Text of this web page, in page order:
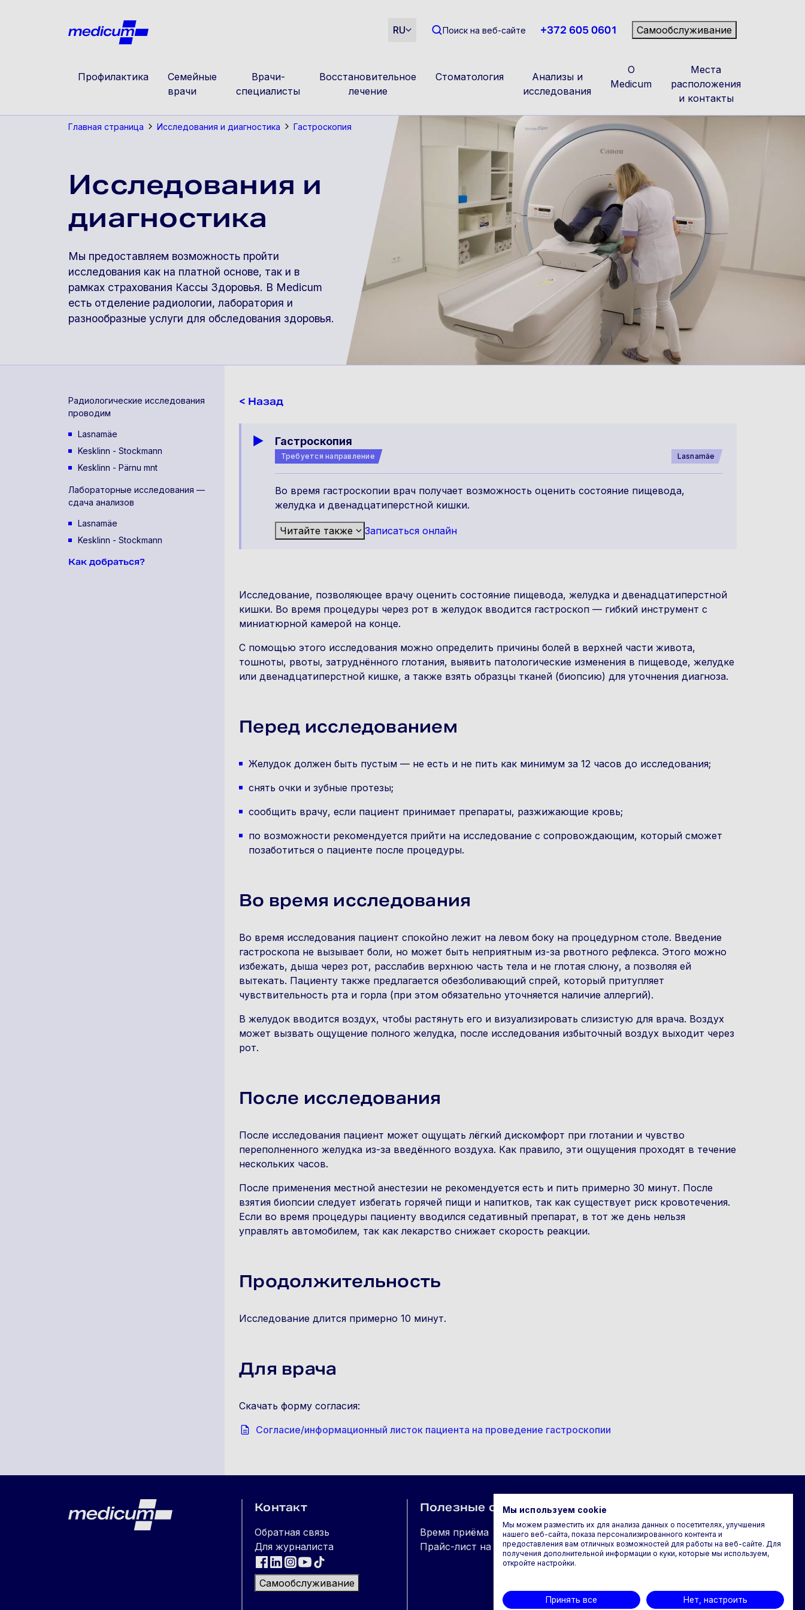
Medicum RU Поиск на веб-сайте +372 605 0601 Самообслуживание
Профилактика
Семейные
врачи
Врачи-
специалисты
Восстановительное
лечение
Стоматология
Анализы и
исследования
О
Medicum
Места
расположения
и контакты
Главная страница Исследования и диагностика Гастроскопия
Исследования и
диагностика
Мы предоставляем возможность пройти
исследования как на платной основе, так и в
рамках страхования Кассы Здоровья. В Medicum
есть отделение радиологии, лаборатория и
разнообразные услуги для обследования здоровья.
Радиологические исследования
проводим
Lasnamäe
Kesklinn - Stockmann
Kesklinn - Pärnu mnt
Лабораторные исследования —
сдача анализов
Lasnamäe
Kesklinn - Stockmann
Как добраться?
< Назад
Гастроскопия
Требуется направление Lasnamäe
Во время гастроскопии врач получает возможность оценить состояние пищевода,
желудка и двенадцатиперстной кишки.
Записаться онлайн
Читайте также
Исследование, позволяющее врачу оценить состояние пищевода, желудка и двенадцатиперстной
кишки. Во время процедуры через рот в желудок вводится гастроскоп — гибкий инструмент с
миниатюрной камерой на конце.
С помощью этого исследования можно определить причины болей в верхней части живота,
тошноты, рвоты, затруднённого глотания, выявить патологические изменения в пищеводе, желудке
или двенадцатиперстной кишке, а также взять образцы тканей (биопсию) для уточнения диагноза.
Перед исследованием
Желудок должен быть пустым — не есть и не пить как минимум за 12 часов до исследования;
снять очки и зубные протезы;
сообщить врачу, если пациент принимает препараты, разжижающие кровь;
по возможности рекомендуется прийти на исследование с сопровождающим, который сможет
позаботиться о пациенте после процедуры.
Во время исследования
Во время исследования пациент спокойно лежит на левом боку на процедурном столе. Введение
гастроскопа не вызывает боли, но может быть неприятным из-за рвотного рефлекса. Этого можно
избежать, дыша через рот, расслабив верхнюю часть тела и не глотая слюну, а позволяя ей
вытекать. Пациенту также предлагается обезболивающий спрей, который притупляет
чувствительность рта и горла (при этом обязательно уточняется наличие аллергий).
В желудок вводится воздух, чтобы растянуть его и визуализировать слизистую для врача. Воздух
может вызвать ощущение полного желудка, после исследования избыточный воздух выходит через
рот.
После исследования
После исследования пациент может ощущать лёгкий дискомфорт при глотании и чувство
переполненного желудка из-за введённого воздуха. Как правило, эти ощущения проходят в течение
нескольких часов.
После применения местной анестезии не рекомендуется есть и пить примерно 30 минут. После
взятия биопсии следует избегать горячей пищи и напитков, так как существует риск кровотечения.
Если во время процедуры пациенту вводился седативный препарат, в тот же день нельзя
управлять автомобилем, так как лекарство снижает скорость реакции.
Продолжительность
Исследование длится примерно 10 минут.
Для врача
Скачать форму согласия:
Согласие/информационный листок пациента на проведение гастроскопии
Lehe jalus Контакт
Обратная связь
Для журналиста
Самообслуживание
Полезные ссылки
Время приёма
Прайс-лист на все услуги
Юридическая
информация
Политика
Типовые условия оказания
услуг
Мы используем cookie
Мы можем разместить их для анализа данных о посетителях, улучшения
нашего веб-сайта, показа персонализированного контента и
предоставления вам отличных возможностей для работы на веб-сайте. Для
получения дополнительной информации о куки, которые мы используем,
откройте настройки.
Принять все Нет, настроить